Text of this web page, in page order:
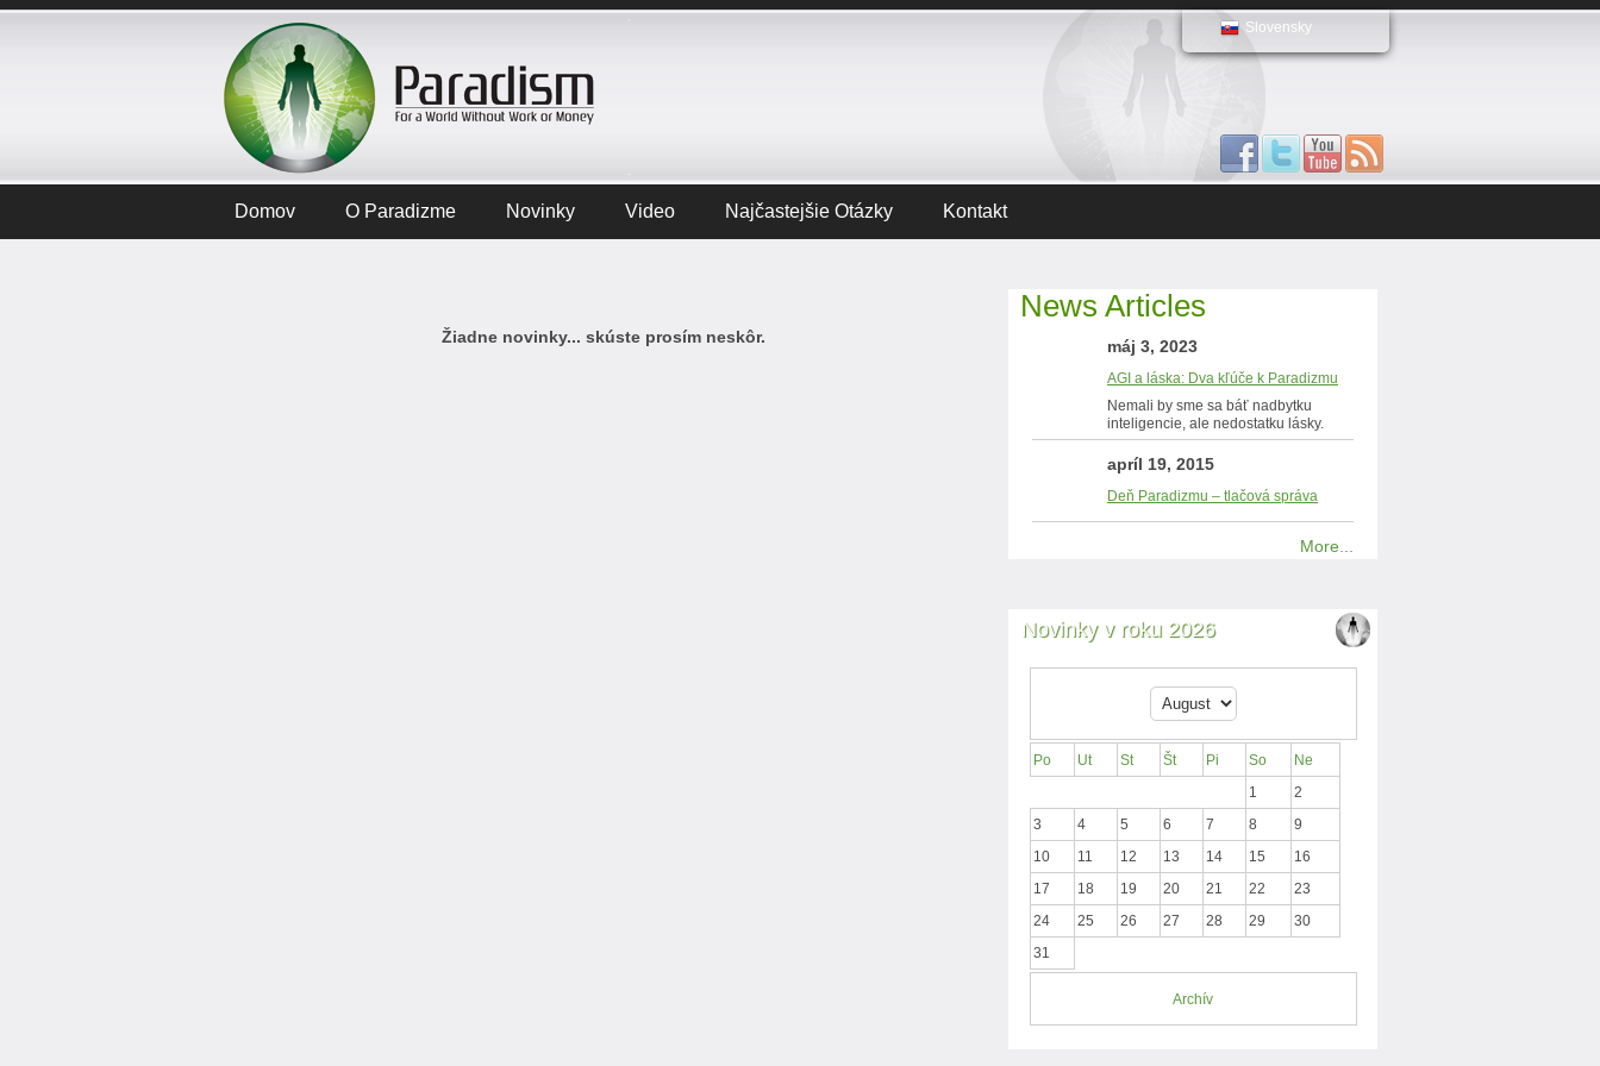
Slovensky
Domov O Paradizme Novinky Video Najčastejšie Otázky Kontakt
Žiadne novinky... skúste prosím neskôr.
News Articles
máj 3, 2023
AGI a láska: Dva kľúče k Paradizmu
Nemali by sme sa báť nadbytku
inteligencie, ale nedostatku lásky.
apríl 19, 2015
Deň Paradizmu – tlačová správa
More...
Novinky v roku 2026
Po Ut St Št Pi So
Ne
1
2
3
4 5 6 7 8
9
10
11 12 13 14 15
16
17
18 19 20 21 22
23
24
25 26 27 28 29
30
31
Archív